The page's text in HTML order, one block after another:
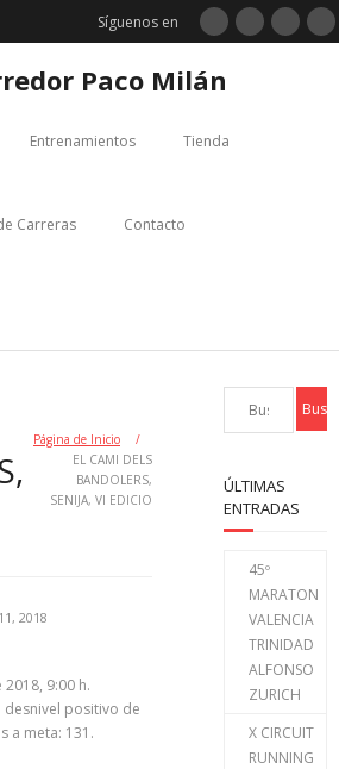
Síguenos en
Paco Milán
Entrenamientos Tienda
Carreras Contacto
Página de Inicio
/
EL CAMI DELS
BANDOLERS,
SENIJA, VI EDICIO
2018
9:00 h.
desnivel positivo de
a meta: 131.
ÚLTIMAS
ENTRADAS
45º
MARATON
VALENCIA
TRINIDAD
ALFONSO
ZURICH
X CIRCUIT
RUNNING